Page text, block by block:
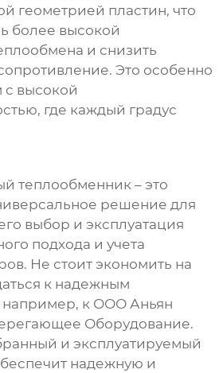
геометрией пластин, что
более высокой
и снизить
Это особенно
с высокой
где каждый градус
теплообменник – это
решение для
выбор и эксплуатация
подхода и учета
Не стоит экономить на
к надежным
например, к ООО Аньян
Оборудование.
и эксплуатируемый
надежную и